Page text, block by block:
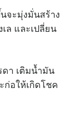
จะมุ่งมั่นสร้าง
ล และเปลี่ยน
า เติมน้ำมัน
ก่อให้เกิดโชค